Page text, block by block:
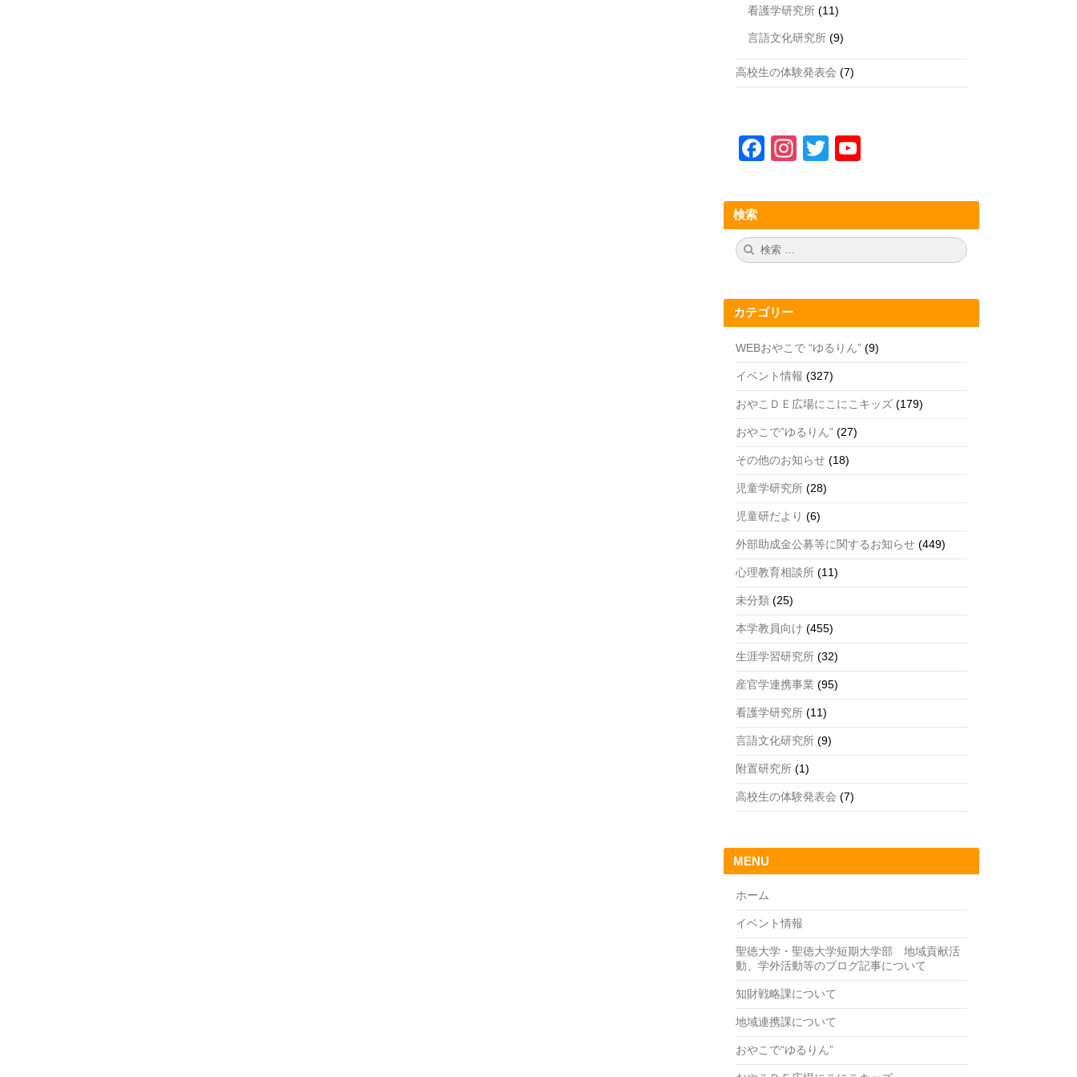
看護学研究所 (11)
言語文化研究所 (9)
高校生の体験発表会 (7)
F
c
e
b
o
k
In
a
gr
T
tt
er
u
T
e
C
h
n
el
検索
検
索:
カテゴリー
WEBおやこで “ゆるりん” (9)
イベント情報 (327)
おやこＤＥ広場にこにこキッズ (179)
おやこで”ゆるりん” (27)
その他のお知らせ (18)
児童学研究所 (28)
児童研だより (6)
外部助成金公募等に関するお知らせ (449)
心理教育相談所 (11)
未分類 (25)
本学教員向け (455)
生涯学習研究所 (32)
産官学連携事業 (95)
看護学研究所 (11)
言語文化研究所 (9)
附置研究所 (1)
高校生の体験発表会 (7)
MENU
ホーム
イベント情報
聖徳大学・聖徳大学短期大学部 地域貢献活
動、学外活動等のブログ記事について
知財戦略課について
地域連携課について
おやこで“ゆるりん”